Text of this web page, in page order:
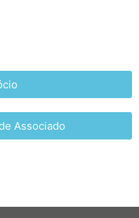
Associado